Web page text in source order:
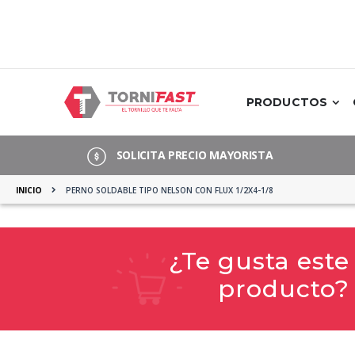
PRODUCTOS
SOLICITA PRECIO MAYORISTA
INICIO PERNO SOLDABLE TIPO NELSON CON FLUX 1/2X4-1/8
¿Te gusta este
producto?